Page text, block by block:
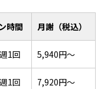
時間 月謝（税込）
1回 5,940円～
1回 7,920円〜